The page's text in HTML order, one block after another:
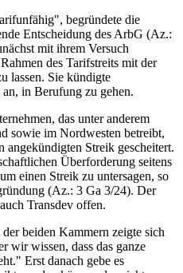
begründete die
Entscheidung des ArbG (Az.:
mit ihrem Versuch
des Tarifstreits mit der
lassen. Sie kündigte
in Berufung zu gehen.
das unter anderem
sowie im Nordwesten betreibt,
angekündigten Streik gescheitert.
Überforderung seitens
einen Streik zu untersagen, so
(Az.: 3 Ga 3/24). Der
Transdev offen.
beiden Kammern zeigte sich
wir wissen, dass das ganze
Erst danach gebe es